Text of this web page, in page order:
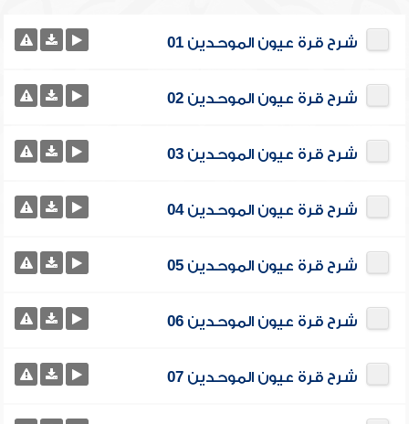
شرح قرة عيون الموحدين 01
شرح قرة عيون الموحدين 02
شرح قرة عيون الموحدين 03
شرح قرة عيون الموحدين 04
شرح قرة عيون الموحدين 05
شرح قرة عيون الموحدين 06
شرح قرة عيون الموحدين 07